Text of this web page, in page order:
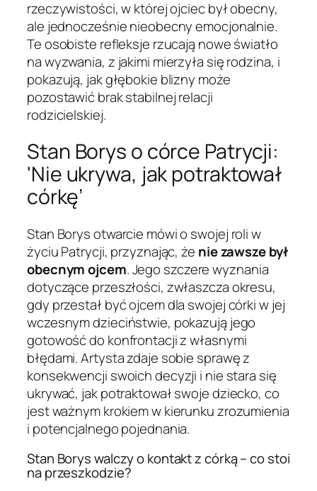
rzeczywistości, w której ojciec był obecny,
ale jednocześnie nieobecny emocjonalnie.
Te osobiste refleksje rzucają nowe światło
na wyzwania, z jakimi mierzyła się rodzina, i
pokazują, jak głębokie blizny może
pozostawić brak stabilnej relacji
rodzicielskiej.
Stan Borys o córce Patrycji:
'Nie ukrywa, jak potraktował
córkę’
Stan Borys otwarcie mówi o swojej roli w
życiu Patrycji, przyznając, że nie zawsze był
obecnym ojcem. Jego szczere wyznania
dotyczące przeszłości, zwłaszcza okresu,
gdy przestał być ojcem dla swojej córki w jej
wczesnym dzieciństwie, pokazują jego
gotowość do konfrontacji z własnymi
błędami. Artysta zdaje sobie sprawę z
konsekwencji swoich decyzji i nie stara się
ukrywać, jak potraktował swoje dziecko, co
jest ważnym krokiem w kierunku zrozumienia
i potencjalnego pojednania.
Stan Borys walczy o kontakt z córką – co stoi
na przeszkodzie?